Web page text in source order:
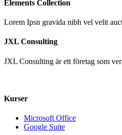
Elements Collection
Lorem Ipsn gravida nibh vel velit
JXL Consulting
JXL Consulting är ett företag som
Kurser
Microsoft Office
Google Suite